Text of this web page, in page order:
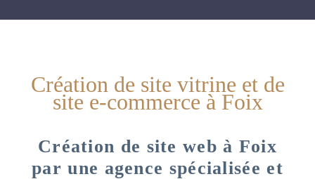
Création de site vitrine et de
site e-commerce à Foix
Création de site web à Foix
par une agence spécialisée et